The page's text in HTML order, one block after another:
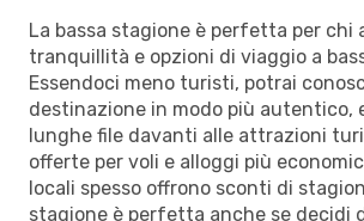
La bassa stagione è perfetta per chi
tranquillità e opzioni di viaggio a
Essendoci meno turisti, potrai
destinazione in modo più autentico,
lunghe file davanti alle attrazioni
offerte per voli e alloggi più
locali spesso offrono sconti di
stagione è perfetta anche se decidi